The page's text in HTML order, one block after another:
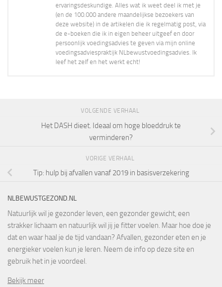
ervaringsdeskundige. Alles wat ik weet deel ik met je
(en de 100.000 andere maandelijkse bezoekers van
deze website) in de artikelen die ik regelmatig post, via
de e-boeken die ik in eigen beheer uitgeef en door
persoonlijk voedingsadvies te geven via mijn online
voedingsadviespraktijk NLbewustvoedingsadvies. Ik
leef het zelf en het werkt echt!
VOLGENDE VERHAAL
Het DASH dieet. Ideaal om hoge bloeddruk te
verminderen?
VORIGE VERHAAL
Tip: hulp bij afvallen vanaf 2019 in basisverzekering
NLBEWUSTGEZOND.NL
Natuurlijk wil je gezonder leven, een gezonder gewicht, een
strakker lichaam en natuurlijk wil jij je fitter voelen. Maar hoe doe je
dat en waar haal je de tijd vandaan? Afvallen, gezonder eten en je
energieker voelen kun je leren. Neem de info op deze site en
gebruik het in je voordeel.
Bekijk meer